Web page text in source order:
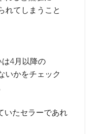
れてしまうこと
4月以降の
いかをチェック
いたセラーであれ